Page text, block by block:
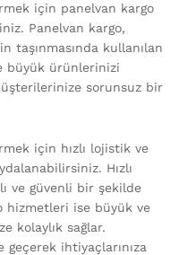
için panelvan kargo
Panelvan kargo,
taşınmasında kullanılan
büyük ürünlerinizi
sorunsuz bir
için hızlı lojistik ve
Hızlı
ve güvenli bir şekilde
hizmetleri ise büyük ve
kolaylık sağlar.
ihtiyaçlarınıza